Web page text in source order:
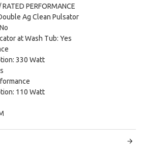
PERFORMANCE
Ag Clean Pulsator
at Wash Tub: Yes
330 Watt
110 Watt